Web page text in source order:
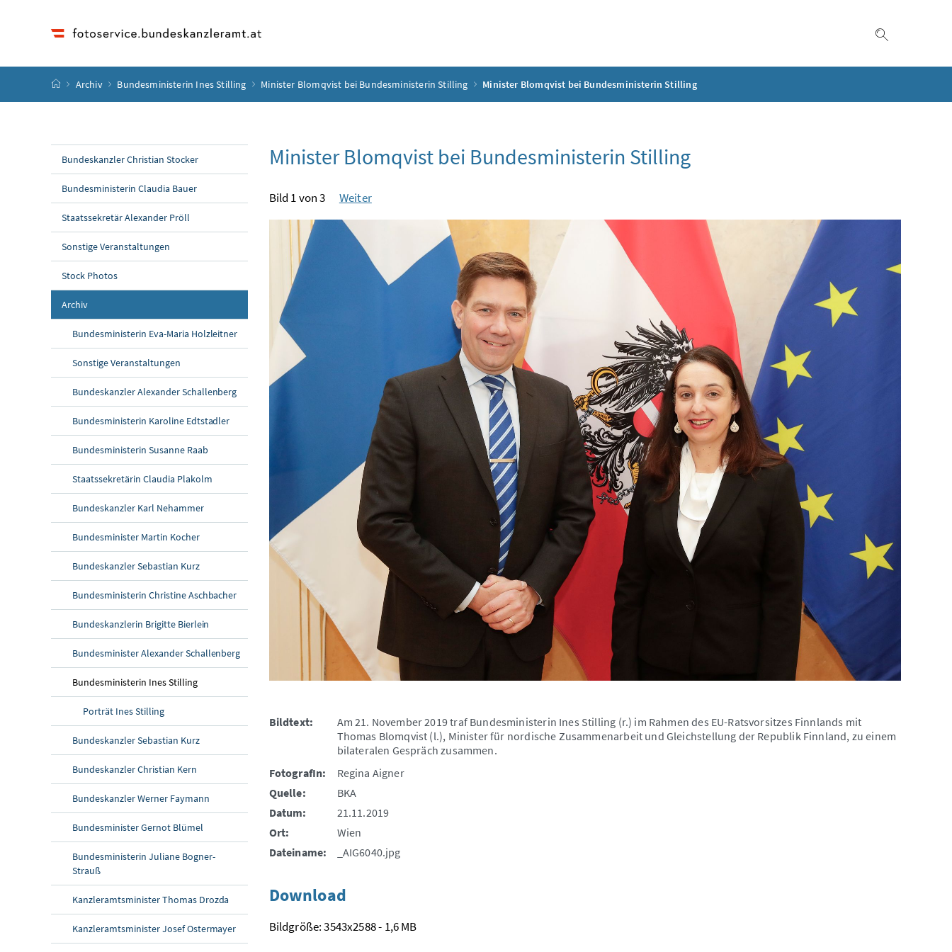
Startseite
Archiv Bundesministerin Ines Stilling Minister Blomqvist bei Bundesministerin Stilling Minister Blomqvist bei Bundesministerin Stilling
Bundeskanzler Christian Stocker
Bundesministerin Claudia Bauer
Staatssekretär Alexander Pröll
Sonstige Veranstaltungen
Stock Photos
Archiv
Bundesministerin Eva-Maria Holzleitner
Sonstige Veranstaltungen
Bundeskanzler Alexander Schallenberg
Bundesministerin Karoline Edtstadler
Bundesministerin Susanne Raab
Staatssekretärin Claudia Plakolm
Bundeskanzler Karl Nehammer
Bundesminister Martin Kocher
Bundeskanzler Sebastian Kurz
Bundesministerin Christine Aschbacher
Bundeskanzlerin Brigitte Bierlein
Bundesminister Alexander Schallenberg
Bundesministerin Ines Stilling
Porträt Ines Stilling
Bundeskanzler Sebastian Kurz
Bundeskanzler Christian Kern
Bundeskanzler Werner Faymann
Bundesminister Gernot Blümel
Bundesministerin Juliane Bogner-
Strauß
Kanzleramtsminister Thomas Drozda
Kanzleramtsminister Josef Ostermayer
Minister Blomqvist bei Bundesministerin Stilling
Bild 1 von 3 Weiter
Bildtext:
Am 21. November 2019 traf Bundesministerin Ines Stilling (r.) im Rahmen des EU-Ratsvorsitzes Finnlands mit
Thomas Blomqvist (l.), Minister für nordische Zusammenarbeit und Gleichstellung der Republik Finnland, zu einem
bilateralen Gespräch zusammen.
FotografIn:
Regina Aigner
Quelle:
BKA
Datum:
21.11.2019
Ort:
Wien
Dateiname:
_AIG6040.jpg
Download
Bildgröße: 3543x2588 - 1,6 MB